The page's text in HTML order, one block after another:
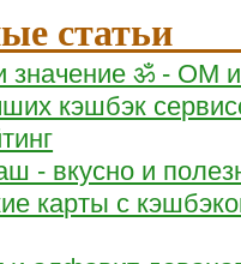
статьи
значение ॐ - ОМ
кэшбэк
- вкусно и
карты с